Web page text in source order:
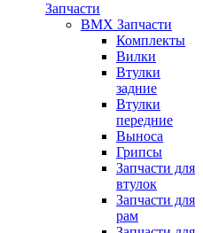
Запчасти
BMX Запчасти
Комплекты
Вилки
Втулки
задние
Втулки
передние
Выноса
Грипсы
Запчасти для
втулок
Запчасти для
рам